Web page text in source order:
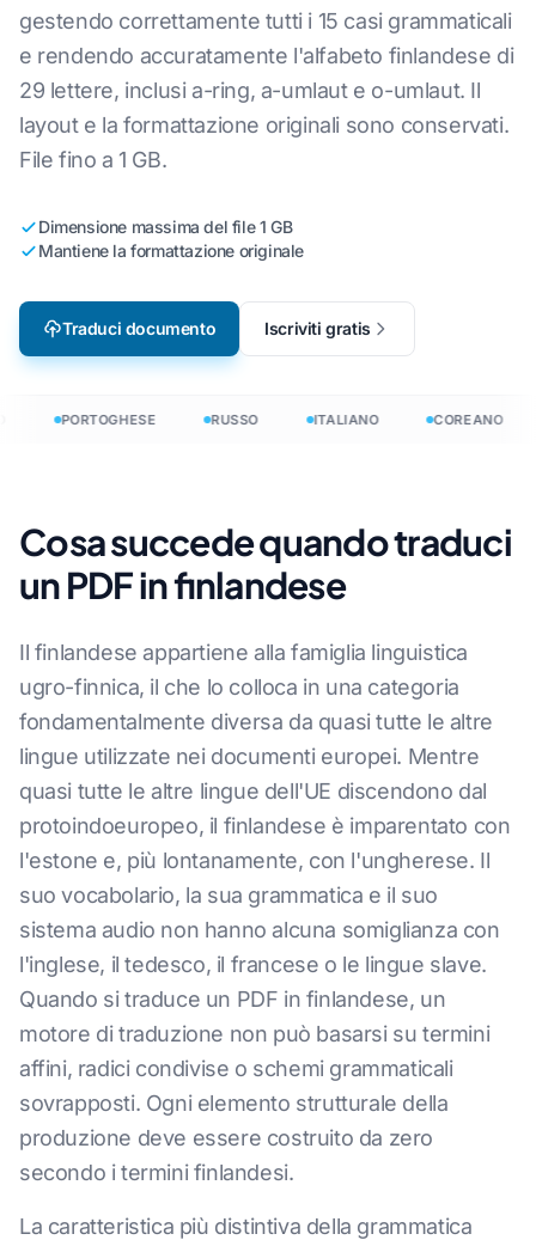
gestendo correttamente tutti i 15 casi grammaticali
e rendendo accuratamente l'alfabeto finlandese di
29 lettere, inclusi a-ring, a-umlaut e o-umlaut. Il
layout e la formattazione originali sono conservati.
File fino a 1 GB.
Dimensione massima del file 1 GB
Mantiene la formattazione originale
Traduci documento Iscriviti gratis
PORTOGHESE RUSSO ITALIANO COREANO
Cosa succede quando traduci
un PDF in finlandese
Il finlandese appartiene alla famiglia linguistica
ugro-finnica, il che lo colloca in una categoria
fondamentalmente diversa da quasi tutte le altre
lingue utilizzate nei documenti europei. Mentre
quasi tutte le altre lingue dell'UE discendono dal
protoindoeuropeo, il finlandese è imparentato con
l'estone e, più lontanamente, con l'ungherese. Il
suo vocabolario, la sua grammatica e il suo
sistema audio non hanno alcuna somiglianza con
l'inglese, il tedesco, il francese o le lingue slave.
Quando si traduce un PDF in finlandese, un
motore di traduzione non può basarsi su termini
affini, radici condivise o schemi grammaticali
sovrapposti. Ogni elemento strutturale della
produzione deve essere costruito da zero
secondo i termini finlandesi.
La caratteristica più distintiva della grammatica